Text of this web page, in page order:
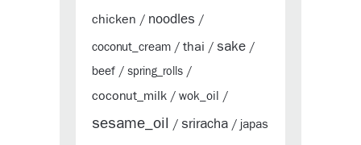
chicken / noodles /
coconut_cream / thai / sake /
beef / spring_rolls /
coconut_milk / wok_oil /
sesame_oil / sriracha / japas